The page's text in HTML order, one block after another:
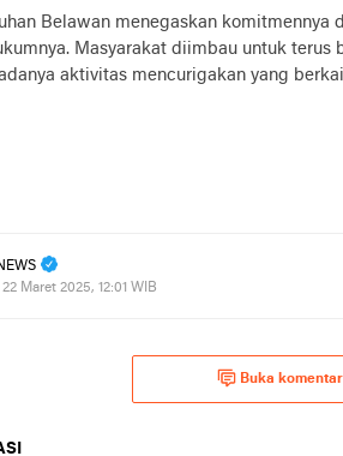
Belawan menegaskan komitmennya
Masyarakat diimbau untuk
aktivitas mencurigakan yang
Maret 2025, 12:01 WIB
Buka komentar